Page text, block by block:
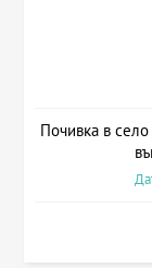
Почивка в